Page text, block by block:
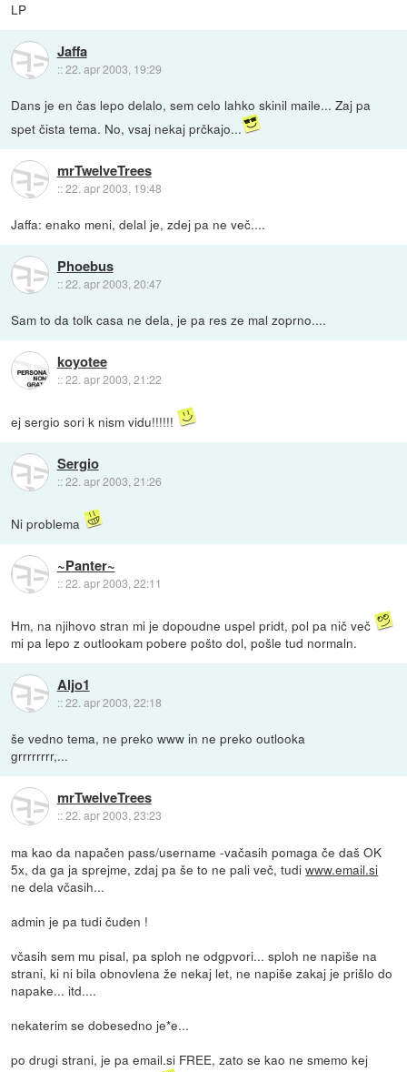
LP
Jaffa
::22. apr 2003, 19:29
Dans je en čas lepo delalo, sem celo lahko skinil maile... Zaj pa
spet čista tema. No, vsaj nekaj prčkajo...
mrTwelveTrees
::22. apr 2003, 19:48
Jaffa: enako meni, delal je, zdej pa ne več....
Phoebus
::22. apr 2003, 20:47
Sam to da tolk casa ne dela, je pa res ze mal zoprno....
koyotee
::22. apr 2003, 21:22
ej sergio sori k nism vidu!!!!!!
Sergio
::22. apr 2003, 21:26
Ni problema
~Panter~
::22. apr 2003, 22:11
Hm, na njihovo stran mi je dopoudne uspel pridt, pol pa nič več
mi pa lepo z outlookam pobere pošto dol, pošle tud normaln.
Aljo1
::22. apr 2003, 22:18
še vedno tema, ne preko www in ne preko outlooka
grrrrrrrr,...
mrTwelveTrees
::22. apr 2003, 23:23
ma kao da napačen pass/username -vačasih pomaga če daš OK
5x, da ga ja sprejme, zdaj pa še to ne pali več, tudiwww.email.si
ne dela včasih...
admin je pa tudi čuden !
včasih sem mu pisal, pa sploh ne odgpvori... sploh ne napiše na
strani, ki ni bila obnovlena že nekaj let, ne napiše zakaj je prišlo do
napake... itd....
nekaterim se dobesedno je*e...
po drugi strani, je pa email.si FREE, zato se kao ne smemo kej